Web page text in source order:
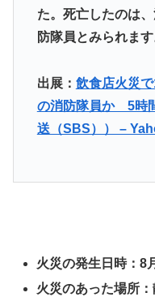
た。死亡したのは
防隊員とみられます
出展： 飲食店火災
の消防隊員か 5時
送（SBS）） –
火災の発生日時：8
火災のあった場所